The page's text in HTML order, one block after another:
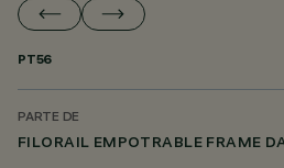
PT56
PARTE DE
FILORAIL EMPOTRABLE FRAME